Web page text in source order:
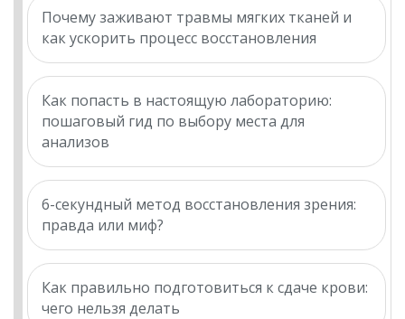
Почему заживают травмы мягких тканей и
как ускорить процесс восстановления
Как попасть в настоящую лабораторию:
пошаговый гид по выбору места для
анализов
6-секундный метод восстановления зрения:
правда или миф?
Как правильно подготовиться к сдаче крови:
чего нельзя делать